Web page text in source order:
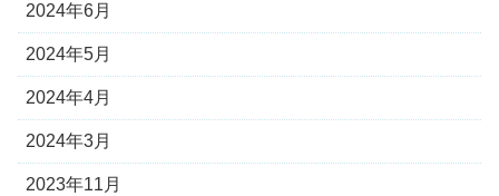
2024年6月
2024年5月
2024年4月
2024年3月
2023年11月